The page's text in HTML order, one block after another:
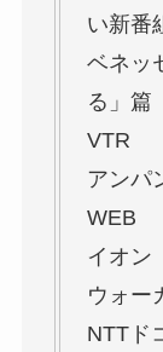
い新番
ベネッ
る」篇
VTR
アンパ
WEB
イオン
ウォー
NTTド